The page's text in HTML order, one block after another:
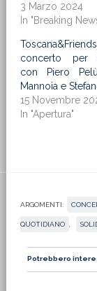
3 Marzo 2024
In "Breaking
concerto per
con Piero
Mannoia e
15 Novembre
In "Apertura"
ARGOMENTI:
QUOTIDIANO
Potrebbero